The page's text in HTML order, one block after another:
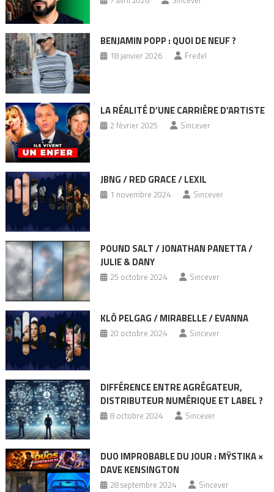
BENJAMIN POPP : QUOI DE NEUF ?
18 janvier 2026 Fredel
LA RÉALITÉ D’UNE CARRIÈRE D’ARTISTE
2 février 2025 Sincever
JBNG / RED GRACE / LEXIL
1 novembre 2024 Sincever
POUND SALT / JONATHAN PANETTA /
JULIE & DANY
25 octobre 2024 Sincever
KLÔ PELGAG / MIRABELLE / EVANNA
20 octobre 2024 Sincever
DIFFÉRENCE ENTRE AGRÉGATEUR,
DISTRIBUTEUR NUMÉRIQUE ET LABEL ?
8 octobre 2024 Sincever
DUO IMPROBABLE DU JOUR : MŸSTIKA ×
DAVE KENSINGTON
28 septembre 2024 Sincever